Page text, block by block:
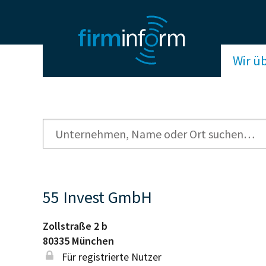
Wir
55 Invest GmbH
Zollstraße 2 b
80335 München
Für registrierte Nutzer